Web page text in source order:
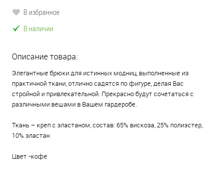
В избранное
В наличии
Описание товара:
Элегантные брюки для истинных модниц, выполненные из
практичной ткани, отлично садятся по фигуре, делая Вас
стройной и привлекательной. Прекрасно будут сочетаться с
различными вещами в Вашем гардеробе.
Ткань – креп с эластаном, состав: 65% вискоза, 25% полиэстер,
10% эластан
Цвет -кофе